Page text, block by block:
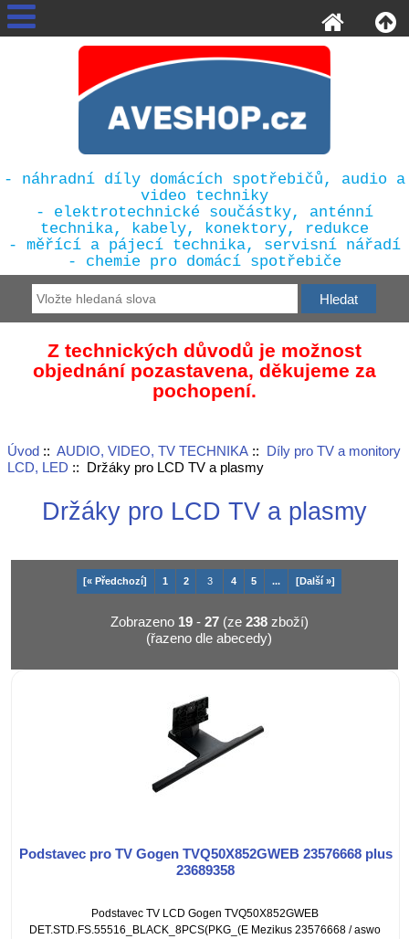
- náhradní díly domácích spotřebičů, audio a
video techniky
- elektrotechnické součástky, anténní
technika, kabely, konektory, redukce
- měřící a pájecí technika, servisní nářadí
- chemie pro domácí spotřebiče
Z technických důvodů je možnost
objednání pozastavena, děkujeme za
pochopení.
Úvod:: AUDIO, VIDEO, TV TECHNIKA:: Díly pro TV a monitory
LCD, LED :: Držáky pro LCD TV a plasmy
Držáky pro LCD TV a plasmy
[« Předchozí] 1 2 3 4 5 ... [Další »]
Zobrazeno 19- 27(ze 238zboží)
(řazeno dle abecedy)
Podstavec pro TV Gogen TVQ50X852GWEB 23576668 plus
23689358
Podstavec TV LCD Gogen TVQ50X852GWEB
DET.STD.FS.55516_BLACK_8PCS(PKG_(E Mezikus 23576668 / aswo